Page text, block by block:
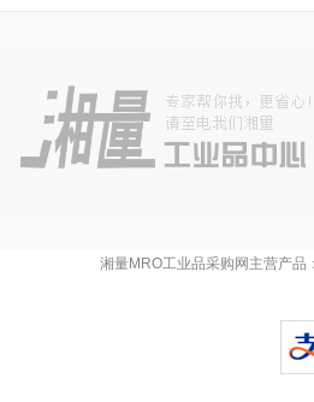
湘量MRO工业品采购网主营产